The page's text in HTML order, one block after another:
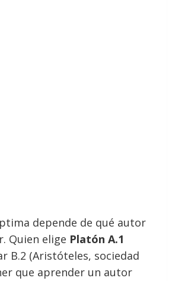
depende de qué autor
Quien elige Platón A.1
B.2 (Aristóteles, sociedad
que aprender un autor